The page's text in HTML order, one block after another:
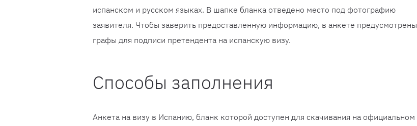
испанском и русском языках. В шапке бланка отведено место под фотографию
заявителя. Чтобы заверить предоставленную информацию, в анкете предусмотрены
графы для подписи претендента на испанскую визу.
Способы заполнения
Анкета на визу в Испанию, бланк которой доступен для скачивания на официальном